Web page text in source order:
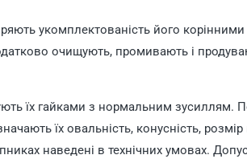
укомплектованість його
очищують, промивають і
їх гайками з нормальним зусиллям.
їх овальність, конусність, розмір
наведені в технічних умовах.